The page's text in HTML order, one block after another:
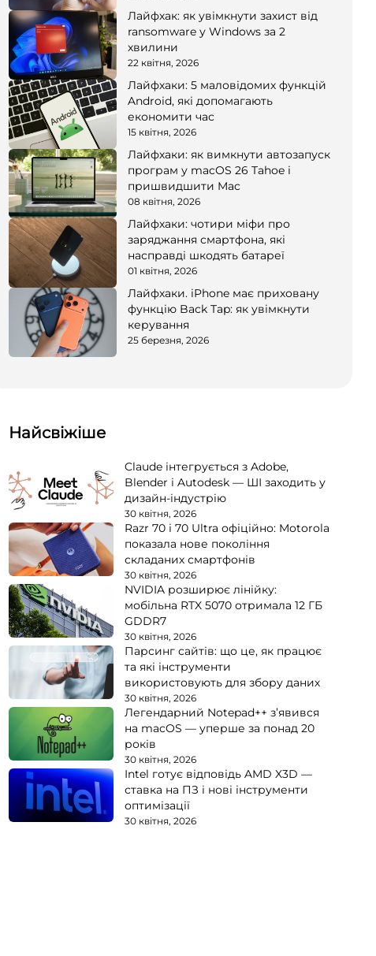
Лайфхак: як увімкнути захист від
ransomware у Windows за 2
хвилини
22 квітня, 2026
Лайфхаки: 5 маловідомих функцій
Android, які допомагають
економити час
15 квітня, 2026
Лайфхаки: як вимкнути автозапуск
програм у macOS 26 Tahoe і
пришвидшити Mac
08 квітня, 2026
Лайфхаки: чотири міфи про
заряджання смартфона, які
насправді шкодять батареї
01 квітня, 2026
Лайфхаки. iPhone має приховану
функцію Back Tap: як увімкнути
керування
25 березня, 2026
Найсвіжіше
Claude інтегрується з Adobe,
Blender і Autodesk — ШІ заходить у
дизайн-індустрію
30 квітня, 2026
Razr 70 і 70 Ultra офіційно: Motorola
показала нове покоління
складаних смартфонів
30 квітня, 2026
NVIDIA розширює лінійку:
мобільна RTX 5070 отримала 12 ГБ
GDDR7
30 квітня, 2026
Парсинг сайтів: що це, як працює
та які інструменти
використовують для збору даних
30 квітня, 2026
Легендарний Notepad++ з’явився
на macOS — уперше за понад 20
років
30 квітня, 2026
Intel готує відповідь AMD X3D —
ставка на ПЗ і нові інструменти
оптимізації
30 квітня, 2026